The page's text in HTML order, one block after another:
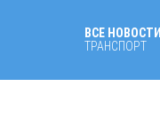
ВСЕ НОВОСТИ
ТРАНСПОРТ